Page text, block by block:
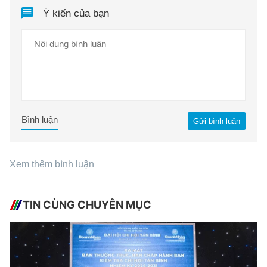
Ý kiến của bạn
Gửi bình luận
Bình luận
Xem thêm bình luận
TIN CÙNG CHUYÊN MỤC